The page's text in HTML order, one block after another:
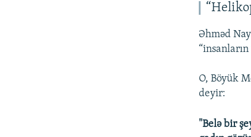
Əhməd
O, Böyük
deyir:
"Belə bir